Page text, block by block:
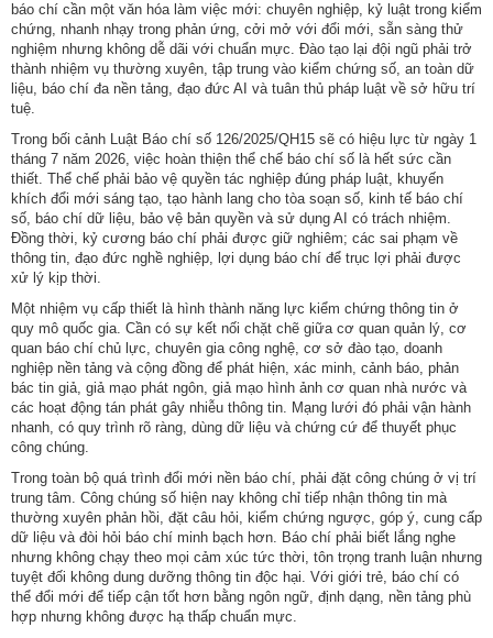
báo chí cần một văn hóa làm việc mới: chuyên nghiệp, kỷ luật trong kiểm
chứng, nhanh nhạy trong phản ứng, cởi mở với đổi mới, sẵn sàng thử
nghiệm nhưng không dễ dãi với chuẩn mực. Đào tạo lại đội ngũ phải trở
thành nhiệm vụ thường xuyên, tập trung vào kiểm chứng số, an toàn dữ
liệu, báo chí đa nền tảng, đạo đức AI và tuân thủ pháp luật về sở hữu trí
tuệ.
Trong bối cảnh Luật Báo chí số 126/2025/QH15 sẽ có hiệu lực từ ngày 1
tháng 7 năm 2026, việc hoàn thiện thể chế báo chí số là hết sức cần
thiết. Thể chế phải bảo vệ quyền tác nghiệp đúng pháp luật, khuyến
khích đổi mới sáng tạo, tạo hành lang cho tòa soạn số, kinh tế báo chí
số, báo chí dữ liệu, bảo vệ bản quyền và sử dụng AI có trách nhiệm.
Đồng thời, kỷ cương báo chí phải được giữ nghiêm; các sai phạm về
thông tin, đạo đức nghề nghiệp, lợi dụng báo chí để trục lợi phải được
xử lý kịp thời.
Một nhiệm vụ cấp thiết là hình thành năng lực kiểm chứng thông tin ở
quy mô quốc gia. Cần có sự kết nối chặt chẽ giữa cơ quan quản lý, cơ
quan báo chí chủ lực, chuyên gia công nghệ, cơ sở đào tạo, doanh
nghiệp nền tảng và cộng đồng để phát hiện, xác minh, cảnh báo, phản
bác tin giả, giả mạo phát ngôn, giả mạo hình ảnh cơ quan nhà nước và
các hoạt động tán phát gây nhiễu thông tin. Mạng lưới đó phải vận hành
nhanh, có quy trình rõ ràng, dùng dữ liệu và chứng cứ để thuyết phục
công chúng.
Trong toàn bộ quá trình đổi mới nền báo chí, phải đặt công chúng ở vị trí
trung tâm. Công chúng số hiện nay không chỉ tiếp nhận thông tin mà
thường xuyên phản hồi, đặt câu hỏi, kiểm chứng ngược, góp ý, cung cấp
dữ liệu và đòi hỏi báo chí minh bạch hơn. Báo chí phải biết lắng nghe
nhưng không chạy theo mọi cảm xúc tức thời, tôn trọng tranh luận nhưng
tuyệt đối không dung dưỡng thông tin độc hại. Với giới trẻ, báo chí có
thể đổi mới để tiếp cận tốt hơn bằng ngôn ngữ, định dạng, nền tảng phù
hợp nhưng không được hạ thấp chuẩn mực.